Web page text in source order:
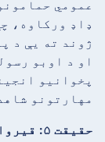
عمومي
ډاډ ورکاوه،
ژوند ته یې د
او د اوبو
پخوانیو
مهارتونو
حقیقت ۵: قیروان د مسلمانانو لپاره مهم ښار دی